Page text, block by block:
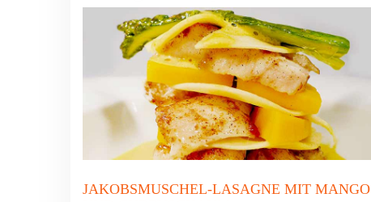
JAKOBSMUSCHEL-LASAGNE MIT MANGO